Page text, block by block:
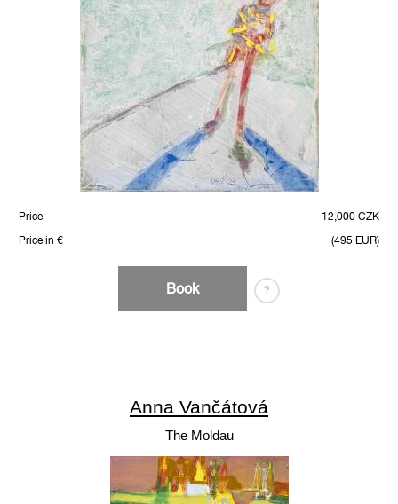
Price
12,000 CZK
Price in €
(495 EUR)
Book ?
Anna Vančátová
The Moldau